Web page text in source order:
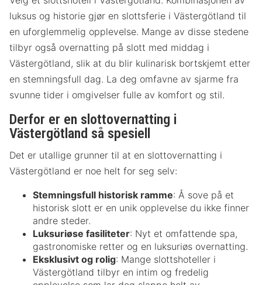
luksus og historie gjør en slottsferie i Västergötland til
en uforglemmelig opplevelse. Mange av disse stedene
tilbyr også overnatting på slott med middag i
Västergötland, slik at du blir kulinarisk bortskjemt etter
en stemningsfull dag. La deg omfavne av sjarme fra
svunne tider i omgivelser fulle av komfort og stil.
Derfor er en slottovernatting i
Västergötland så spesiell
Det er utallige grunner til at en slottovernatting i
Västergötland er noe helt for seg selv:
Stemningsfull historisk ramme: Å sove på et
historisk slott er en unik opplevelse du ikke finner
andre steder.
Luksuriøse fasiliteter: Nyt et omfattende spa,
gastronomiske retter og en luksuriøs overnatting.
Eksklusivt og rolig: Mange slottshoteller i
Västergötland tilbyr en intim og fredelig